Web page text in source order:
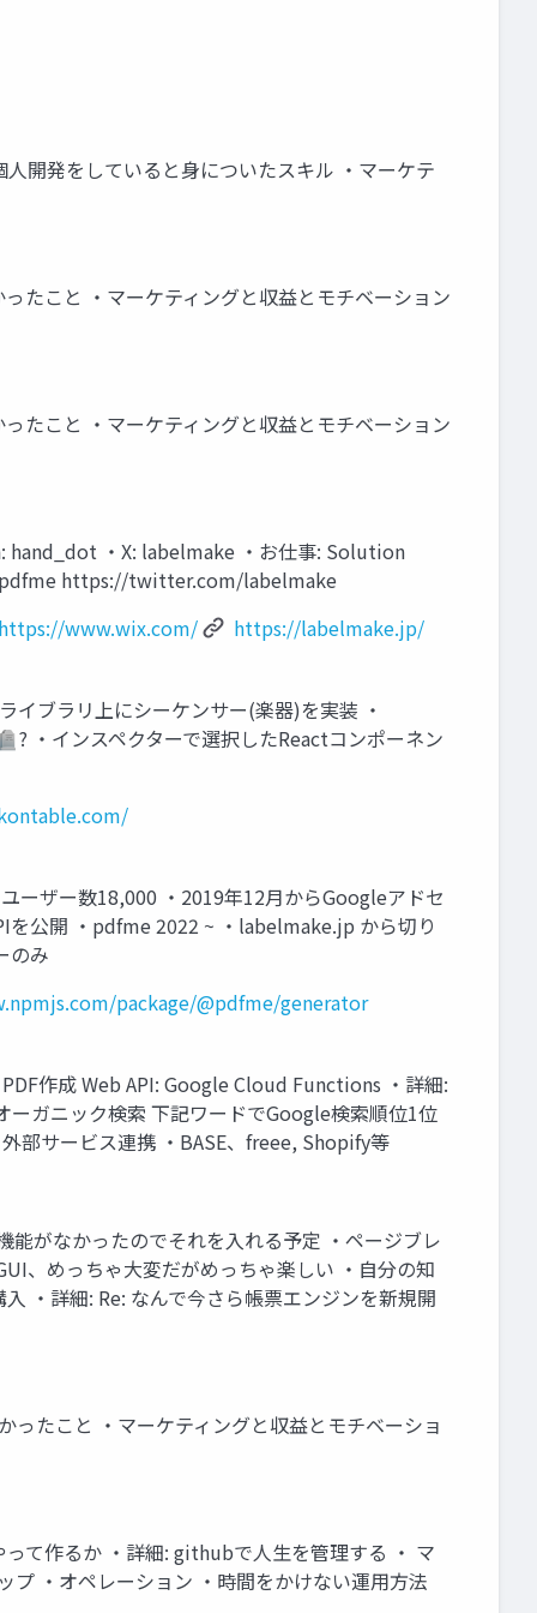
開発をしていると⾝についたスキル ‧マーケテ
たこと ‧マーケティングと収益とモチベーション
たこと ‧マーケティングと収益とモチベーション
hand_dot ‧X: labelmake ‧お仕事: Solution
pdfme https://twitter.com/labelmake
https://www.wix.com/
https://labelmake.jp/
ブラリ上にシーケンサー(楽器)を実装 ・
・インスペクターで選択したReactコンポーネン
ザー数18,000 ‧2019年12⽉からGoogleアドセ
を公開 ‧pdfme 2022 ~ ‧labelmake.jp から切り
のみ
package/@pdfme/generator
作成 Web API: Google Cloud Functions ‧詳細:
ガニック検索 下記ワードでGoogle検索順位1位
部サービス連携 ‧BASE、freee, Shopify等
がなかったのでそれを⼊れる予定 ‧ページブレ
、めっちゃ⼤変だがめっちゃ楽しい ‧⾃分の知
‧詳細: Re: なんで今さら帳票エンジンを新規開
たこと ‧マーケティングと収益とモチベーショ
て作るか ‧詳細: githubで⼈⽣を管理する ‧ マ
プ ‧オペレーション ‧時間をかけない運⽤⽅法